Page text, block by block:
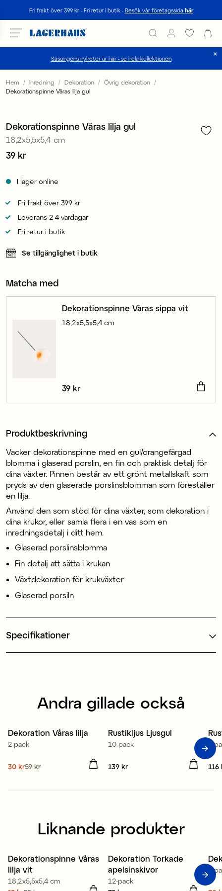
Fri frakt över 399 kr - Fri retur i butik - Besök vår företagssida här
Säsongens nyheter är här - se hela kollektionen
Välj språk / valuta
NO / NKR
Hem Inredning Dekoration
Övrig dekoration
Dekorationspinne Våras lilja gul
Dekorationspinne Våras lilja gul
18,2x5,5x5,4 cm
Pris:39 kr
39 kr
I lager online
Fri frakt över 399 kr
Leverans 2-4 vardagar
Fri retur i butik
Se tillgänglighet i butik
Matcha med
Dekorationspinne Våras sippa vit
18,2x5,5x5,4 cm
Pris:
39 kr
Produktbeskrivning
Vacker dekorationspinne med en gul/orangefärgad
blomma i glaserad porslin, en fin och praktisk detalj för
dina växter. Pinnen består av ett grönt metallskaft som
pryds av den glaserade porslinsblomman som föreställer
en lilja.
Använd den som stöd för dina växter, som dekoration i
dina krukor, eller samla flera i en vas som en
inredningsdetalj i ditt hem.
Glaserad porslinsblomma
Fin detalj att sätta i krukan
Växtdekoration för krukväxter
Glaserad porsiln
Specifikationer
Andra gillade också
Dekoration Våras lilja
2-pack
Nuvarande pris
30 kr59 kr
Rustikljus Ljusgul
10-pack
Pris :139 kr
139 kr
4-
Pris
116
Liknande produkter
Sale
Dekorationspinne Våras
lilja vit
18,2x5,5x5,4 cm
Dekoration Torkade
apelsinskivor
12-pack
2-